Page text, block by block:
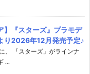
】『スターズ』プラモデ
り2026年12月発売予定♪
、 「スターズ」がラインナ
...